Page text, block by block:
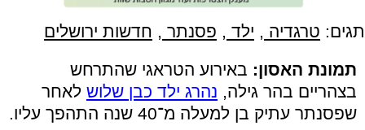
תגים: טרגדיה , ילד , פסנתר , חדשות ירושלים
תמונת האסון: באירוע הטראגי שהתרחש
בצהריים בהר גילה, נהרג ילד כבן שלוש לאחר
שפסנתר עתיק בן למעלה מ־40 שנה התהפך עליו.